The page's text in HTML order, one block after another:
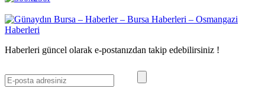
Haberleri güncel olarak e-postanızdan takip edebilirsiniz !